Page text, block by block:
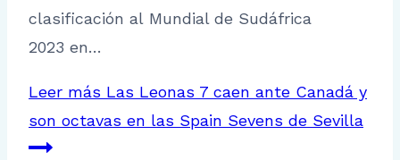
clasificación al Mundial de Sudáfrica
2023 en…
Leer más Las Leonas 7 caen ante Canadá y
son octavas en las Spain Sevens de Sevilla